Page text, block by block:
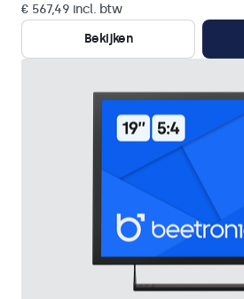
€ 567,49 incl. btw
Bekijken